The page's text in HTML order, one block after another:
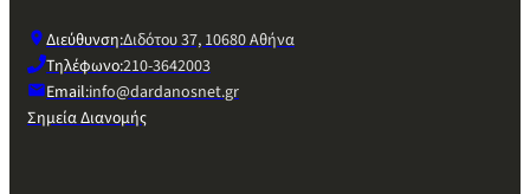
Διεύθυνση:Διδότου 37, 10680 Αθήνα
Τηλέφωνο:210-3642003
Email:info@dardanosnet.gr
Σημεία Διανομής